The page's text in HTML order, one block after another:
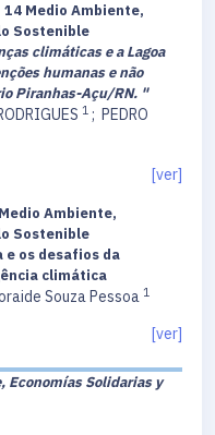
Medio Ambiente,
Sostenible
climáticas e a Lagoa
humanas e não
Piranhas-Açu/RN. "
1 ; PEDRO
[ver]
Ambiente,
Sostenible
os desafios da
climática
Souza Pessoa 1
[ver]
Economías Solidarias y